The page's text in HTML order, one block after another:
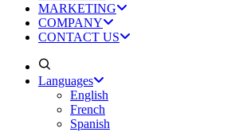
MARKETING
COMPANY
CONTACT US
Languages
English
French
Spanish